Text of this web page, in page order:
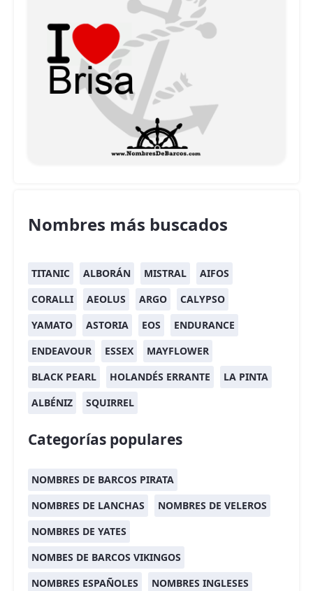
Nombres más buscados
TITANIC ALBORÁN MISTRAL
AIFOS
CORALLI
AEOLUS ARGO
CALYPSO
YAMATO
ASTORIA EOS
ENDURANCE
ENDEAVOUR
ESSEX
MAYFLOWER
BLACK PEARL
HOLANDÉS ERRANTE
LA PINTA
ALBÉNIZ
SQUIRREL
Categorías populares
NOMBRES DE BARCOS PIRATA
NOMBRES DE LANCHAS
NOMBRES DE VELEROS
NOMBRES DE YATES
NOMBES DE BARCOS VIKINGOS
NOMBRES ESPAÑOLES
NOMBRES INGLESES